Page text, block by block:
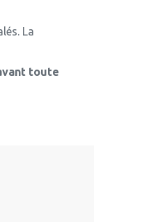
La
toute